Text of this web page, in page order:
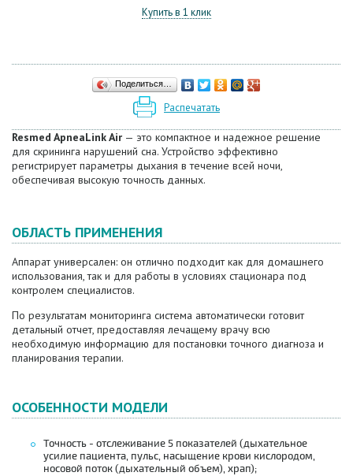
Купить в 1 клик
Поделиться…
Распечатать
Resmed ApneaLink Air — это компактное и надежное решение
для скрининга нарушений сна. Устройство эффективно
регистрирует параметры дыхания в течение всей ночи,
обеспечивая высокую точность данных.
ОБЛАСТЬ ПРИМЕНЕНИЯ
Аппарат универсален: он отлично подходит как для домашнего
использования, так и для работы в условиях стационара под
контролем специалистов.
По результатам мониторинга система автоматически готовит
детальный отчет, предоставляя лечащему врачу всю
необходимую информацию для постановки точного диагноза и
планирования терапии.
ОСОБЕННОСТИ МОДЕЛИ
Точность - отслеживание 5 показателей (дыхательное
усилие пациента, пульс, насыщение крови кислородом,
носовой поток (дыхательный объем), храп);